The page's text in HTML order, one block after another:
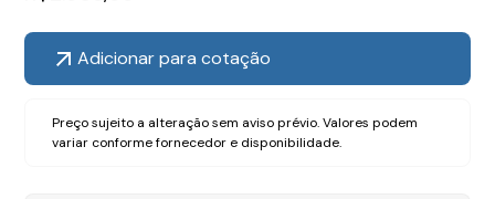
Adicionar para cotação
Preço sujeito a alteração sem aviso prévio. Valores podem
variar conforme fornecedor e disponibilidade.